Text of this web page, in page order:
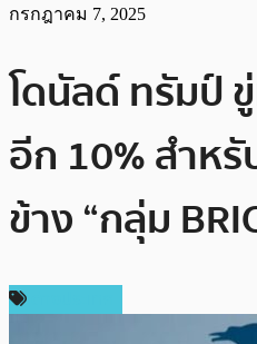
กรกฎาคม 7, 2025
โดนัลด์ ทรัมป์
อีก 10% สำหรั
ข้าง “กลุ่ม